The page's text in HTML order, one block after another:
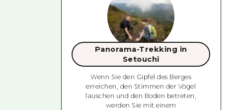
Panorama-Trekking in
Setouchi
Wenn Sie den Gipfel des Berges
erreichen, den Stimmen der Vögel
lauschen und den Boden betreten,
werden Sie mit einem